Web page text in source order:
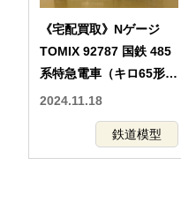
《宅配買取》Nゲージ
TOMIX 92787 国鉄 485
系特急電車（キロ65形
ゆぅトピア和倉）セット
2024.11.18
鉄道模型